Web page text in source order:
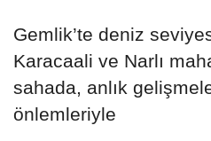
Gemlik’te deniz
Karacaali ve Narlı
sahada, anlık
önlemleriyle